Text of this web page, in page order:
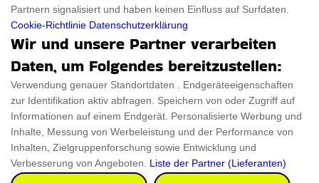
Ein Produkt einreichen
Kontakt
Ein Produkt einreichen
Geschenkeführer
Cyber Monday
Datenschutz­erklärung
Datenschutz­erklärung
Impressum
Cookies
Partnern signalisiert und haben keinen Einfluss auf Surfdaten.
Cookie-Richtlinie Datenschutzerklärung
Wir und unsere Partner verarbeiten
Daten, um Folgendes bereitzustellen:
Verwendung genauer Standortdaten . Endgeräteeigenschaften
zur Identifikation aktiv abfragen. Speichern von oder Zugriff auf
Informationen auf einem Endgerät. Personalisierte Werbung und
Inhalte, Messung von Werbeleistung und der Performance von
Inhalten, Zielgruppenforschung sowie Entwicklung und
Verbesserung von Angeboten. Liste der Partner (Lieferanten)